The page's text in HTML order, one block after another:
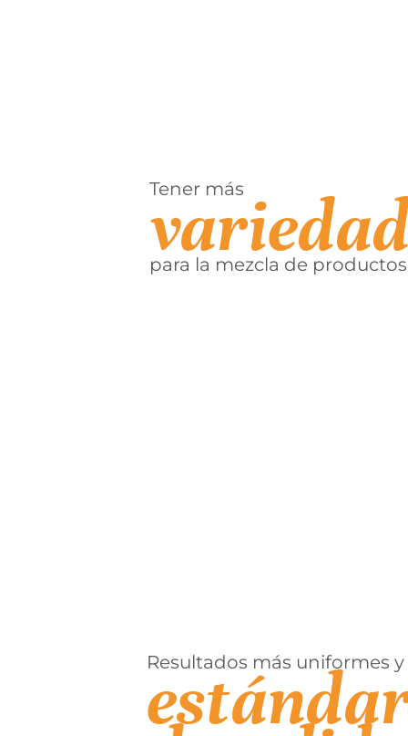
Tener más
para la mezcla de productos
Resultados más uniformes